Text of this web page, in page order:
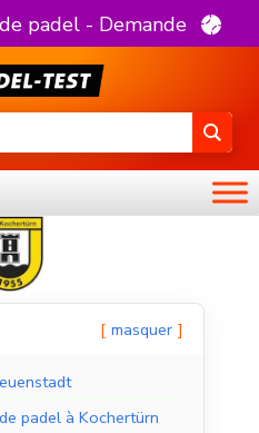
padel - Demande
masquer
padel à Kochertürn